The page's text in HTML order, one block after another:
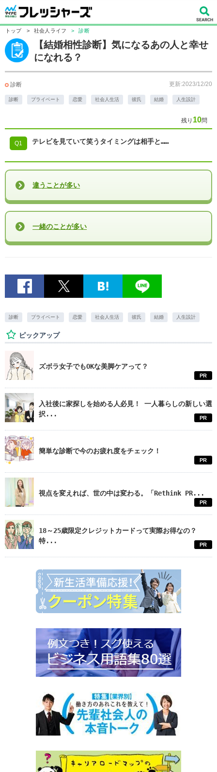
トップ > 社会人ライフ > 診断
【結婚相性診断】気になるあの人と幸せ
になれる？
診断 更新:2023/12/20
診断 プライベート 恋愛 社会人生活 彼氏 結婚 人生設計
残り 10問
Q1 テレビを見ていて笑うタイミングは相手と……
違うことが多い
一緒のことが多い
診断 プライベート 恋愛 社会人生活 彼氏 結婚 人生設計
ピックアップ
ズボラ女子でもOKな美脚ケアって？
PR
入社後に家探しを始める人必見！ 一人暮らしの新しい選
択...
PR
簡単な診断で今のお疲れ度をチェック！
PR
視点を変えれば、世の中は変わる。「Rethink PR...
PR
18～25歳限定クレジットカードって実際お得なの？
特...
PR